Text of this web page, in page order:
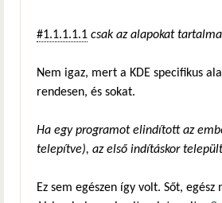
#1.1.1.1.1 csak az alapokat
Nem igaz, mert a KDE specifikus
rendesen, és sokat.
Ha egy programot elindított az
telepítve), az első indításkor települt
Ez sem egészen így volt. Sőt, egész